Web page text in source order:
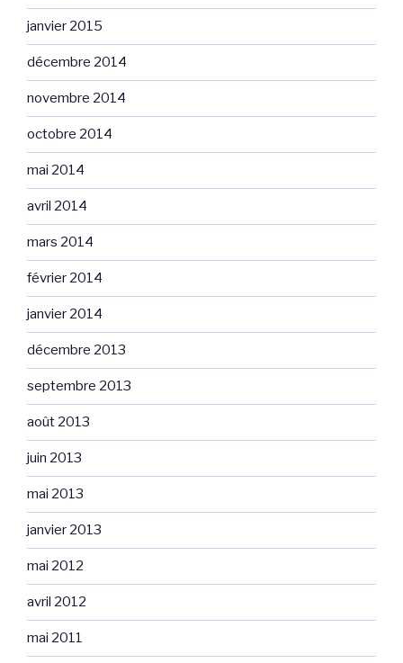
janvier 2015
décembre 2014
novembre 2014
octobre 2014
mai 2014
avril 2014
mars 2014
février 2014
janvier 2014
décembre 2013
septembre 2013
août 2013
juin 2013
mai 2013
janvier 2013
mai 2012
avril 2012
mai 2011